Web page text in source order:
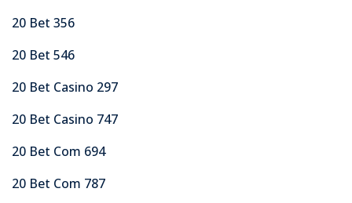
20 Bet 356
20 Bet 546
20 Bet Casino 297
20 Bet Casino 747
20 Bet Com 694
20 Bet Com 787